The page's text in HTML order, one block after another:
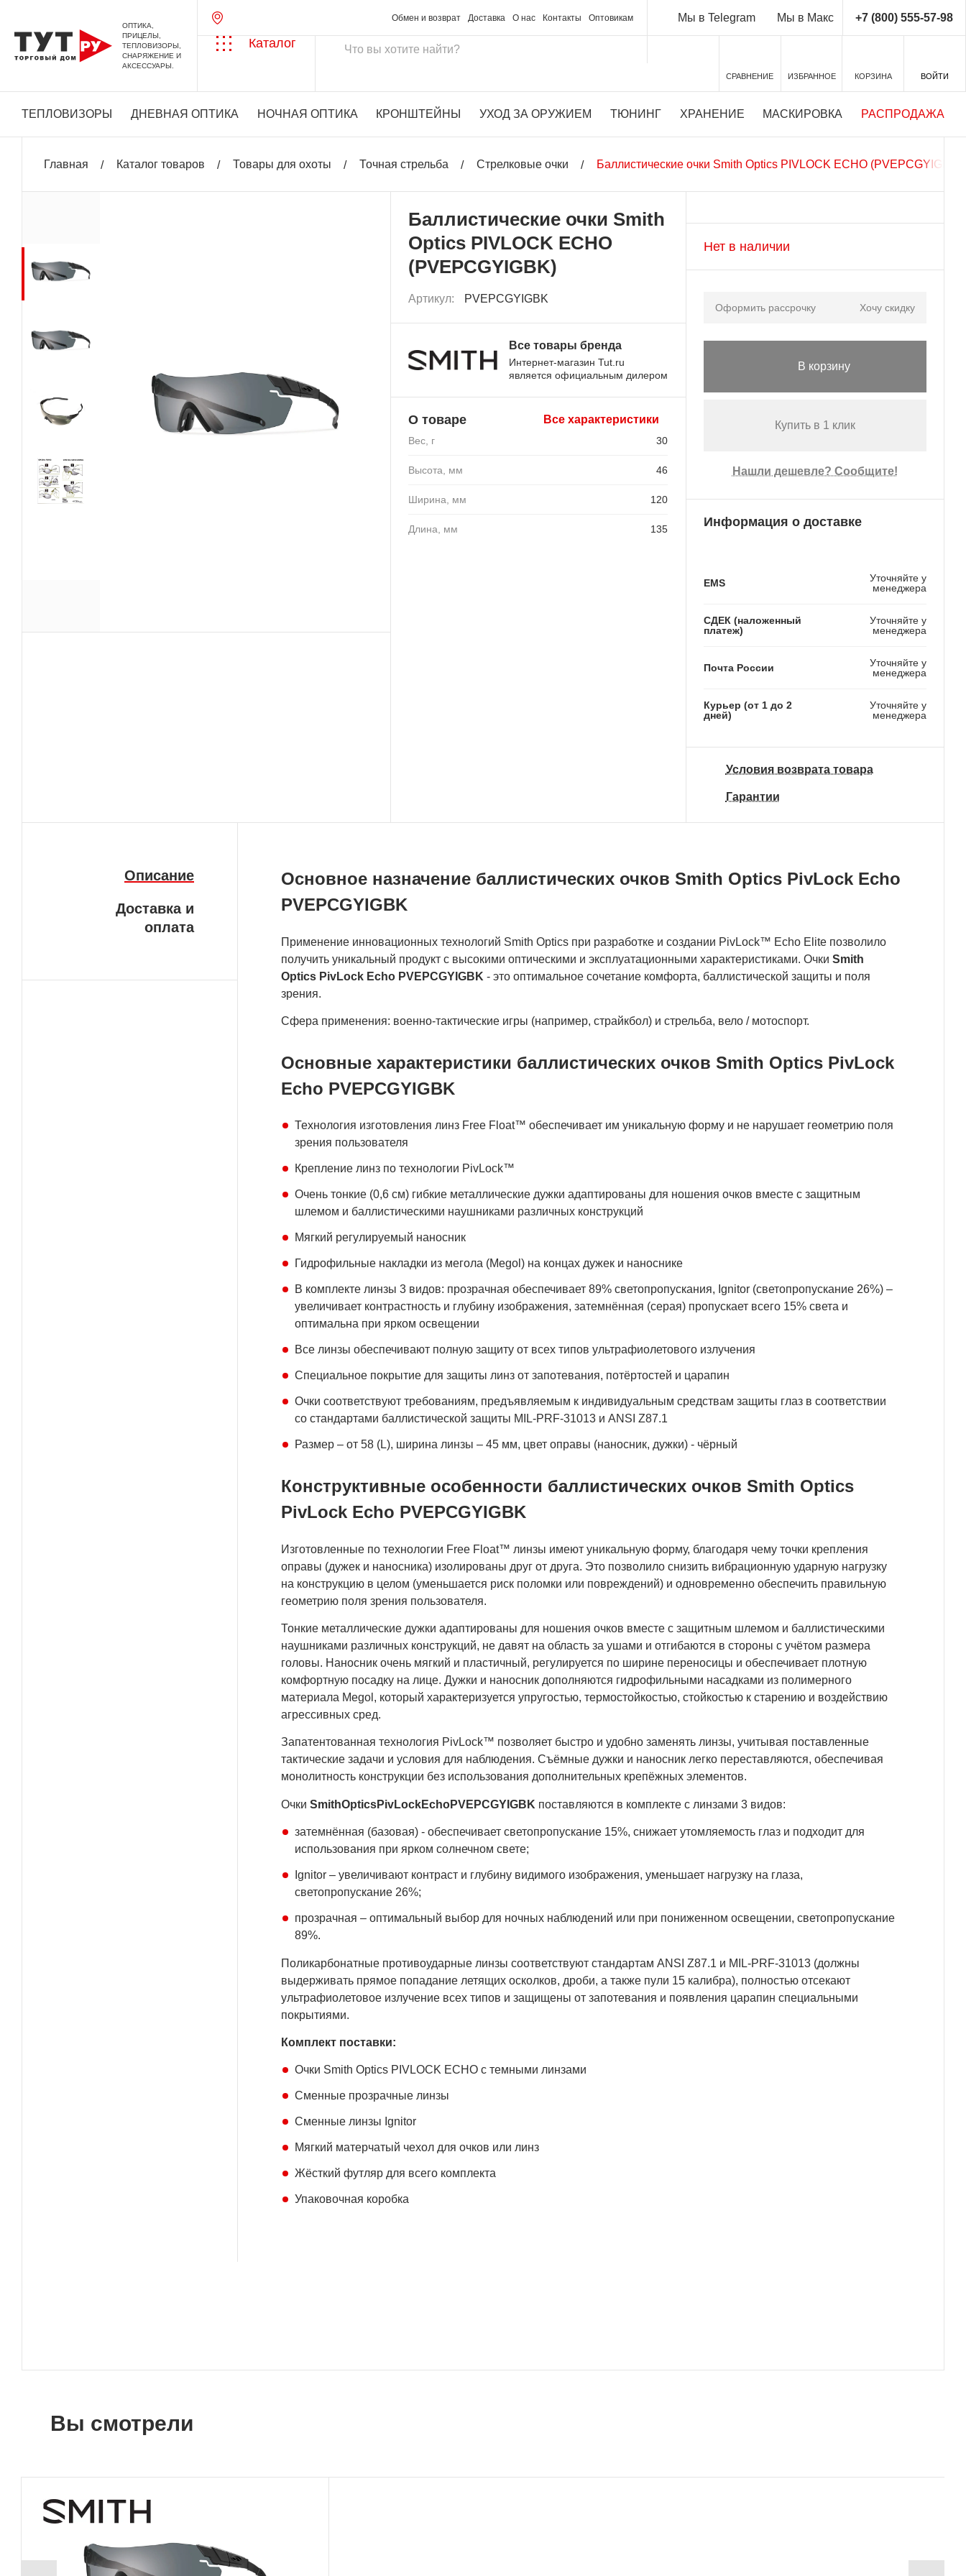
ОПТИКА,
ПРИЦЕЛЫ,
ТЕПЛОВИЗОРЫ,
СНАРЯЖЕНИЕ И
АКСЕССУАРЫ.
Обмен и возврат Доставка О нас Контакты Оптовикам Мы в Telegram Мы в Макс +7 (800) 555-57-98
Каталог
СРАВНЕНИЕ ИЗБРАННОЕ КОРЗИНА ВОЙТИ
ТЕПЛОВИЗОРЫ ДНЕВНАЯ ОПТИКА НОЧНАЯ ОПТИКА КРОНШТЕЙНЫ УХОД ЗА ОРУЖИЕМ ТЮНИНГ ХРАНЕНИЕ МАСКИРОВКА РАСПРОДАЖА
Главная Каталог товаров Товары для охоты Точная стрельба Стрелковые очки Баллистические очки Smith Optics PIVLOCK ECHO (PVEPCGYIGBK)
Баллистические очки Smith
Optics PIVLOCK ECHO
(PVEPCGYIGBK)
Артикул: PVEPCGYIGBK
Все товары бренда
Интернет-магазин Tut.ru
является официальным дилером
О товаре Все характеристики
Вес, г 30
Высота, мм 46
Ширина, мм 120
Длина, мм 135
Нет в наличии
Оформить рассрочку Хочу скидку
В корзину
Купить в 1 клик
Нашли дешевле? Сообщите!
Информация о доставке
EMS
Уточняйте у
менеджера
СДЕК (наложенный
платеж)
Уточняйте у
менеджера
Почта России
Уточняйте у
менеджера
Курьер (от 1 до 2
дней)
Уточняйте у
менеджера
Условия возврата товара
Гарантии
Описание
Доставка и
оплата
Основное назначение баллистических очков Smith Optics PivLock Echo
PVEPCGYIGBK
Применение инновационных технологий Smith Optics при разработке и создании PivLock™ Echo Elite позволило
получить уникальный продукт с высокими оптическими и эксплуатационными характеристиками. Очки Smith
Optics PivLock Echo PVEPCGYIGBK - это оптимальное сочетание комфорта, баллистической защиты и поля
зрения.
Сфера применения: военно-тактические игры (например, страйкбол) и стрельба, вело / мотоспорт.
Основные характеристики баллистических очков Smith Optics PivLock
Echo PVEPCGYIGBK
Технология изготовления линз Free Float™ обеспечивает им уникальную форму и не нарушает геометрию поля
зрения пользователя
Крепление линз по технологии PivLock™
Очень тонкие (0,6 см) гибкие металлические дужки адаптированы для ношения очков вместе с защитным
шлемом и баллистическими наушниками различных конструкций
Мягкий регулируемый наносник
Гидрофильные накладки из мегола (Megol) на концах дужек и наноснике
В комплекте линзы 3 видов: прозрачная обеспечивает 89% светопропускания, Ignitor (светопропускание 26%) –
увеличивает контрастность и глубину изображения, затемнённая (серая) пропускает всего 15% света и
оптимальна при ярком освещении
Все линзы обеспечивают полную защиту от всех типов ультрафиолетового излучения
Специальное покрытие для защиты линз от запотевания, потёртостей и царапин
Очки соответствуют требованиям, предъявляемым к индивидуальным средствам защиты глаз в соответствии
со стандартами баллистической защиты MIL-PRF-31013 и ANSI Z87.1
Размер – от 58 (L), ширина линзы – 45 мм, цвет оправы (наносник, дужки) - чёрный
Конструктивные особенности баллистических очков Smith Optics
PivLock Echo PVEPCGYIGBK
Изготовленные по технологии Free Float™ линзы имеют уникальную форму, благодаря чему точки крепления
оправы (дужек и наносника) изолированы друг от друга. Это позволило снизить вибрационную ударную нагрузку
на конструкцию в целом (уменьшается риск поломки или повреждений) и одновременно обеспечить правильную
геометрию поля зрения пользователя.
Тонкие металлические дужки адаптированы для ношения очков вместе с защитным шлемом и баллистическими
наушниками различных конструкций, не давят на область за ушами и отгибаются в стороны с учётом размера
головы. Наносник очень мягкий и пластичный, регулируется по ширине переносицы и обеспечивает плотную
комфортную посадку на лице. Дужки и наносник дополняются гидрофильными насадками из полимерного
материала Megol, который характеризуется упругостью, термостойкостью, стойкостью к старению и воздействию
агрессивных сред.
Запатентованная технология PivLock™ позволяет быстро и удобно заменять линзы, учитывая поставленные
тактические задачи и условия для наблюдения. Съёмные дужки и наносник легко переставляются, обеспечивая
монолитность конструкции без использования дополнительных крепёжных элементов.
Очки SmithOpticsPivLockEchoPVEPCGYIGBK поставляются в комплекте с линзами 3 видов:
затемнённая (базовая) - обеспечивает светопропускание 15%, снижает утомляемость глаз и подходит для
использования при ярком солнечном свете;
Ignitor – увеличивают контраст и глубину видимого изображения, уменьшает нагрузку на глаза,
светопропускание 26%;
прозрачная – оптимальный выбор для ночных наблюдений или при пониженном освещении, светопропускание
89%.
Поликарбонатные противоударные линзы соответствуют стандартам ANSI Z87.1 и MIL-PRF-31013 (должны
выдерживать прямое попадание летящих осколков, дроби, а также пули 15 калибра), полностью отсекают
ультрафиолетовое излучение всех типов и защищены от запотевания и появления царапин специальными
покрытиями.
Комплект поставки:
Очки Smith Optics PIVLOCK ECHO с темными линзами
Сменные прозрачные линзы
Сменные линзы Ignitor
Мягкий матерчатый чехол для очков или линз
Жёсткий футляр для всего комплекта
Упаковочная коробка
Вы смотрели